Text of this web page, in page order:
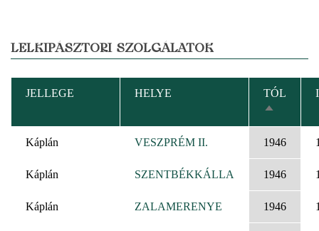
LELKIPÁSZTORI SZOLGÁLATOK
JELLEGE HELYE
TÓL
Káplán VESZPRÉM II. 1946
Káplán SZENTBÉKKÁLLA 1946
Káplán ZALAMERENYE 1946